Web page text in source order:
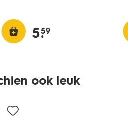
5.
59
ook leuk
sale